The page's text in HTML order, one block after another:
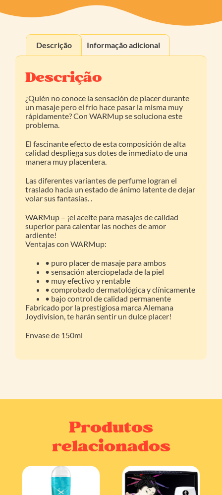
Descrição Informação adicional
Descrição
¿Quién no conoce la sensación de placer durante
un masaje pero el frío hace pasar la misma muy
rápidamente? Con WARMup se soluciona este
problema.
El fascinante efecto de esta composición de alta
calidad despliega sus dotes de inmediato de una
manera muy placentera.
Las diferentes variantes de perfume logran el
traslado hacia un estado de ánimo latente de dejar
volar sus fantasías. .
WARMup – ¡el aceite para masajes de calidad
superior para calentar las noches de amor
ardiente!
Ventajas con WARMup:
• puro placer de masaje para ambos
• sensación aterciopelada de la piel
• muy efectivo y rentable
• comprobado dermatológica y clínicamente
• bajo control de calidad permanente
Fabricado por la prestigiosa marca Alemana
Joydivision, te harán sentir un dulce placer!
Envase de 150ml
Produtos
relacionados